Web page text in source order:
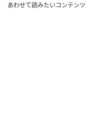
あわせて読みたいコンテンツ